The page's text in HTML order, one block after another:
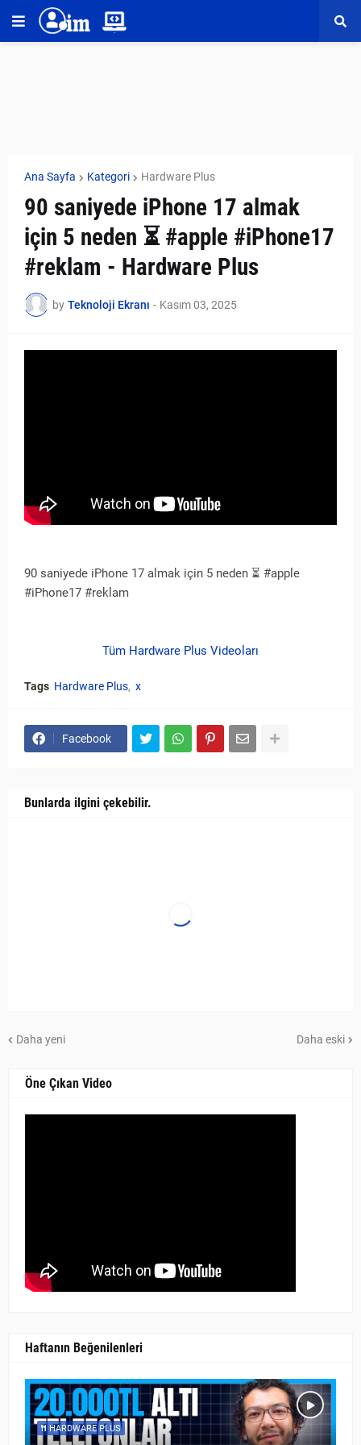
Ana Sayfa Kategori Hardware Plus
90 saniyede iPhone 17 almak
için 5 neden ⏳ #apple #iPhone17
#reklam - Hardware Plus
by Teknoloji Ekranı - Kasım 03, 2025
90 saniyede iPhone 17 almak için 5 neden ⏳ #apple
#iPhone17 #reklam
Tüm Hardware Plus Videoları
Tags Hardware Plus x
Facebook
Bunlarda ilgini çekebilir.
Daha yeni Daha eski
Öne Çıkan Video
Haftanın Beğenilenleri
HARDWARE PLUS